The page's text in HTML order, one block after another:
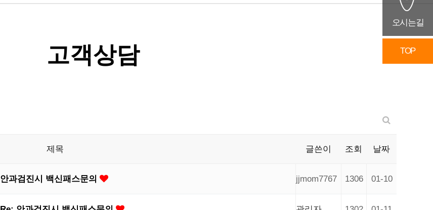
고객상담
제목 글쓴이 조회 날짜
안과검진시 백신패스문의 jjmom7767 1306 01-10
오시는길
TOP